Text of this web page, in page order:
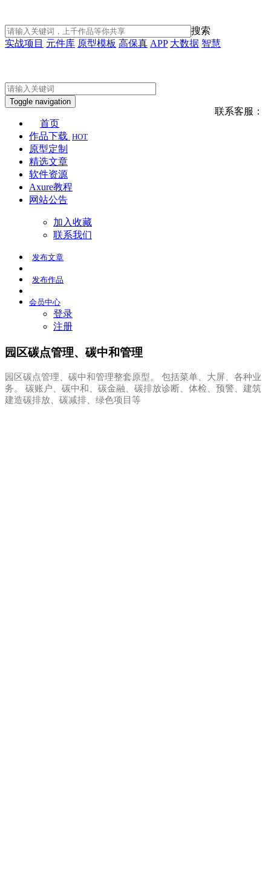
搜索
实战项目 元件库 原型模板 高保真 APP 大数据 智慧
联系客服：
Toggle navigation
首页
作品下载 HOT
原型定制
精选文章
软件资源
Axure教程
网站公告
加入收藏
联系我们
发布文章
发布作品
会员中心
登录
注册
园区碳点管理、碳中和管理
园区碳点管理、碳中和管理整套原型。 包括菜单、大屏、各种业
务。 碳账户、碳中和、碳金融、碳排放诊断、体检、预警、建筑
建造碳排放、碳减排、绿色项目等